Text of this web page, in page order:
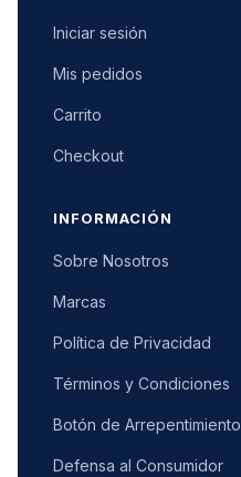
Iniciar sesión
Mis pedidos
Carrito
Checkout
INFORMACIÓN
Sobre Nosotros
Marcas
Política de Privacidad
Términos y Condiciones
Botón de Arrepentimiento
Defensa al Consumidor